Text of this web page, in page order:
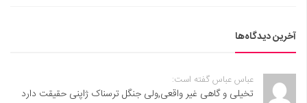
آخرین دیدگاه‌ها
عباس عباس گفته است:
تخیلی و گاهی غیر واقعی,ولی جنگل ترسناک ژاپنی حقیقت دارد